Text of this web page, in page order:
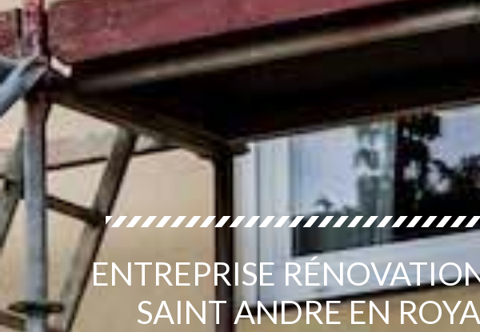
ENTREPRISE
SAINT ANDRE EN